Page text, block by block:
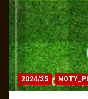
2024/25